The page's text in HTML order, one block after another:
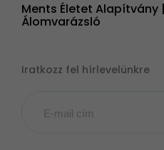
Ments Életet Alapítvány
Álomvarázsló
Iratkozz fel hírlevelünkre